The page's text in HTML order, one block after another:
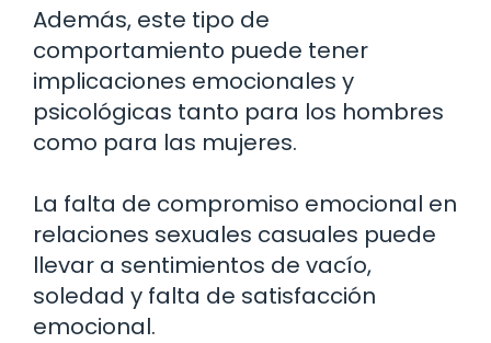
Además, este tipo de
comportamiento puede tener
implicaciones emocionales y
psicológicas tanto para los hombres
como para las mujeres.
La falta de compromiso emocional en
relaciones sexuales casuales puede
llevar a sentimientos de vacío,
soledad y falta de satisfacción
emocional.